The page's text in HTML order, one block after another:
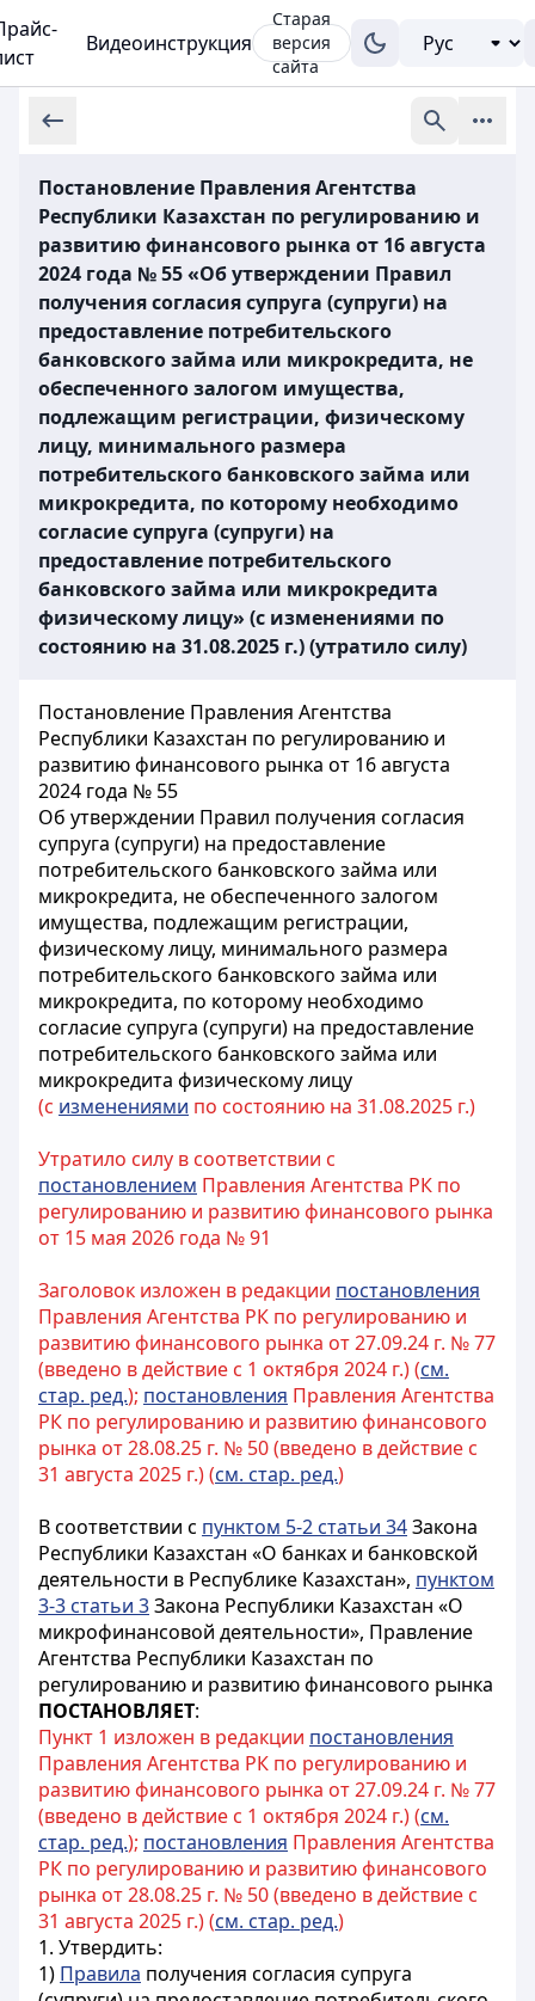
Видеоинструкция
Старая
версия
сайта
Постановление Правления Агентства
Республики Казахстан по регулированию и
развитию финансового рынка от 16 августа
2024 года № 55 «Об утверждении Правил
получения согласия супруга (супруги) на
предоставление потребительского
банковского займа или микрокредита, не
обеспеченного залогом имущества,
подлежащим регистрации, физическому
лицу, минимального размера
потребительского банковского займа или
микрокредита, по которому необходимо
согласие супруга (супруги) на
предоставление потребительского
банковского займа или микрокредита
физическому лицу» (с изменениями по
состоянию на 31.08.2025 г.) (утратило силу)
Постановление Правления Агентства
Республики Казахстан по регулированию и
развитию финансового рынка от 16 августа
2024 года № 55
Об утверждении Правил получения согласия
супруга (супруги) на предоставление
потребительского банковского займа или
микрокредита, не обеспеченного залогом
имущества, подлежащим регистрации,
физическому лицу, минимального размера
потребительского банковского займа или
микрокредита, по которому необходимо
согласие супруга (супруги) на предоставление
потребительского банковского займа или
микрокредита физическому лицу
(с изменениями по состоянию на 31.08.2025 г.)
Утратило силу в соответствии с
постановлением Правления Агентства РК по
регулированию и развитию финансового рынка
от 15 мая 2026 года № 91
Заголовок изложен в редакции постановления
Правления Агентства РК по регулированию и
развитию финансового рынка от 27.09.24 г. № 77
(введено в действие с 1 октября 2024 г.) (см.
стар. ред.); постановления Правления Агентства
РК по регулированию и развитию финансового
рынка от 28.08.25 г. № 50 (введено в действие с
31 августа 2025 г.) (см. стар. ред.)
В соответствии с пунктом 5-2 статьи 34Закона
Республики Казахстан «О банках и банковской
деятельности в Республике Казахстан», пунктом
3-3 статьи 3Закона Республики Казахстан «О
микрофинансовой деятельности», Правление
Агентства Республики Казахстан по
регулированию и развитию финансового рынка
ПОСТАНОВЛЯЕТ:
Пункт 1 изложен в редакции постановления
Правления Агентства РК по регулированию и
развитию финансового рынка от 27.09.24 г. № 77
(введено в действие с 1 октября 2024 г.) (см.
стар. ред.); постановления Правления Агентства
РК по регулированию и развитию финансового
рынка от 28.08.25 г. № 50 (введено в действие с
31 августа 2025 г.) (см. стар. ред.)
1. Утвердить:
1) Правила получения согласия супруга